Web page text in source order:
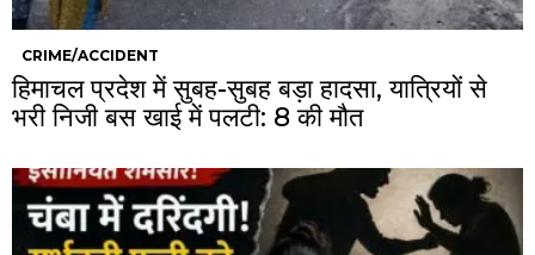
CRIME/ACCIDENT
हिमाचल प्रदेश में सुबह-सुबह बड़ा हादसा, यात्रियों से
भरी निजी बस खाई में पलटी: 8 की मौत